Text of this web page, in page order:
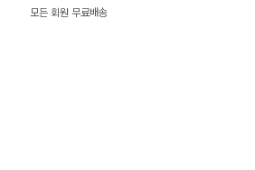
모든 회원 무료배송